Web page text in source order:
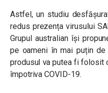
Astfel, un studiu
redus prezența virusului
Grupul australian își
pe oameni în mai puțin de
produsul va putea fi folosit
împotriva COVID-19.